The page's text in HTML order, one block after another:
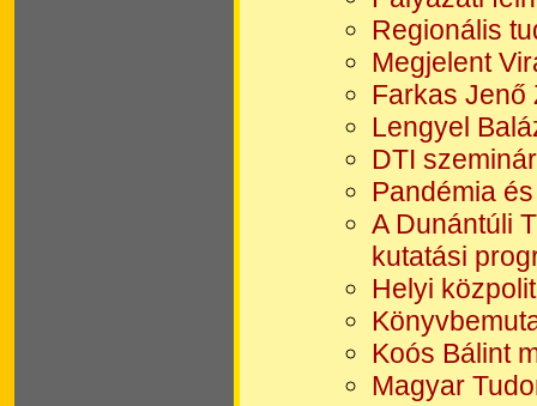
Regionális
Megjelent
Farkas Jenő
Lengyel
DTI
Pandémia
A Dunántúli
kutatási
Helyi
Koós Bálint
Magyar